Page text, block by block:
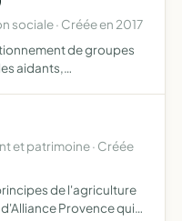
sociale · Créée en 2017
de groupes
aidants,
et patrimoine · Créée
de l'agriculture
Provence qui